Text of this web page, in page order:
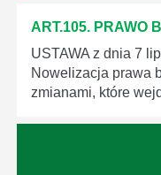
ART.105. PRAWO
USTAWA z dnia 7
Nowelizacja prawa
zmianami, które